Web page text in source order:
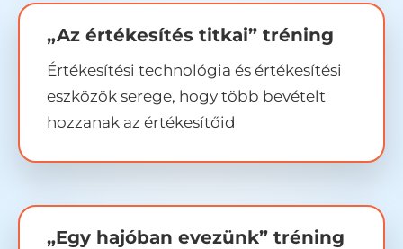
„Az értékesítés titkai” tréning
Értékesítési technológia és értékesítési
eszközök serege, hogy több bevételt
hozzanak az értékesítőid
„Egy hajóban evezünk” tréning